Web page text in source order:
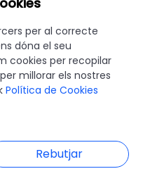
- Tots els drets
de privacitat
Accessibilitat|
per al correcte
dóna el seu
cookies per recopilar
millorar els nostres
Política de Cookies
Rebutjar